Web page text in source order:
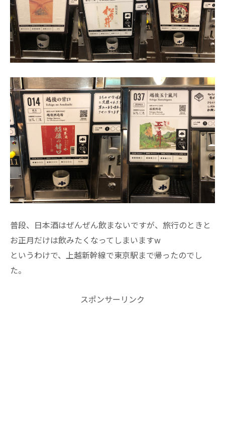
普段、日本酒はぜんぜん飲まないですが、旅行のときと
お正月だけは飲みたくなってしまいますw
というわけで、上越新幹線で東京駅まで帰ったのでし
た。
スポンサーリンク